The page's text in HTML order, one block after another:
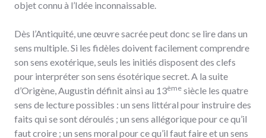
objet connu à l’Idée inconnaissable.
Dès l’Antiquité, une œuvre sacrée peut donc se lire dans un
sens multiple. Si les fidèles doivent facilement comprendre
son sens exotérique, seuls les initiés disposent des clefs
pour interpréter son sens ésotérique secret. A la suite
d’Origène, Augustin définit ainsi au 13ème siècle les quatre
sens de lecture possibles : un sens littéral pour instruire des
faits qui se sont déroulés ; un sens allégorique pour ce qu’il
faut croire ; un sens moral pour ce qu’il faut faire et un sens